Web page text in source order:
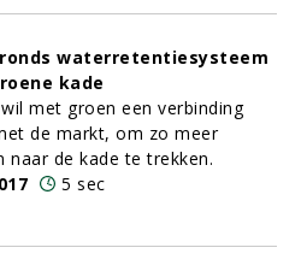
waterretentiesysteem
kade
met groen een verbinding
de markt, om zo meer
naar de kade te trekken.
5 sec